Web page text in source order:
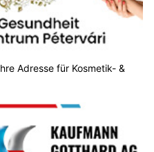
Adresse für Kosmetik- &